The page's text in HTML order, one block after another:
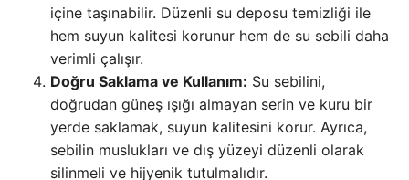
içine taşınabilir. Düzenli su deposu temizliği ile
hem suyun kalitesi korunur hem de su sebili daha
verimli çalışır.
Doğru Saklama ve Kullanım: Su sebilini,
doğrudan güneş ışığı almayan serin ve kuru bir
yerde saklamak, suyun kalitesini korur. Ayrıca,
sebilin muslukları ve dış yüzeyi düzenli olarak
silinmeli ve hijyenik tutulmalıdır.